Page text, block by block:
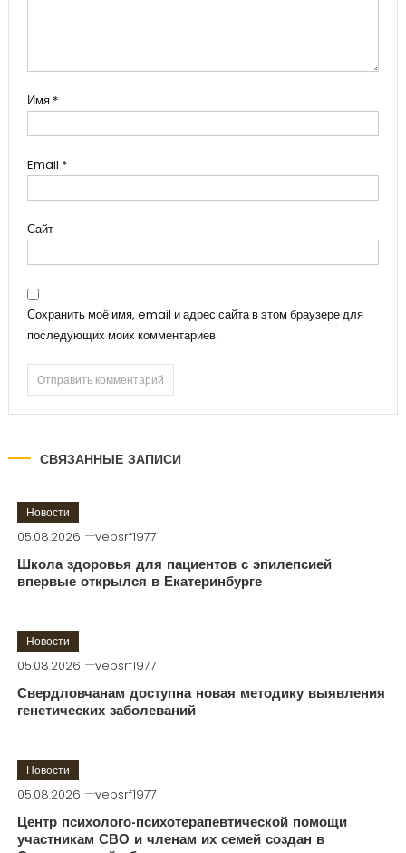
Имя *
Email *
Сайт
Сохранить моё имя, email и адрес сайта в этом браузере для
последующих моих комментариев.
СВЯЗАННЫЕ ЗАПИСИ
Новости
05.08.2026 vepsrf1977
Школа здоровья для пациентов с эпилепсией
впервые открылся в Екатеринбурге
Новости
05.08.2026 vepsrf1977
Свердловчанам доступна новая методику выявления
генетических заболеваний
Новости
05.08.2026 vepsrf1977
Центр психолого-психотерапевтической помощи
участникам СВО и членам их семей создан в